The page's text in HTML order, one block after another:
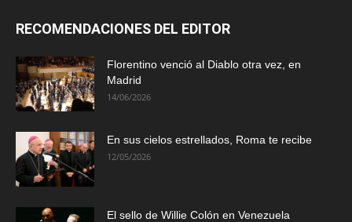
RECOMENDACIONES DEL EDITOR
Florentino venció al Diablo otra vez, en
Madrid
14/06/2026
En sus cielos estrellados, Roma te recibe
12/05/2026
El sello de Willie Colón en Venezuela